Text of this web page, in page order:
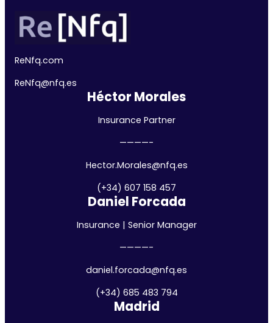
ReNfq.com
ReNfq@nfq.es
Héctor Morales
Insurance Partner
————-
Hector.Morales@nfq.es
(+34) 607 158 457
Daniel Forcada
Insurance | Senior Manager
————-
daniel.forcada@nfq.es
(+34) 685 483 794
Madrid